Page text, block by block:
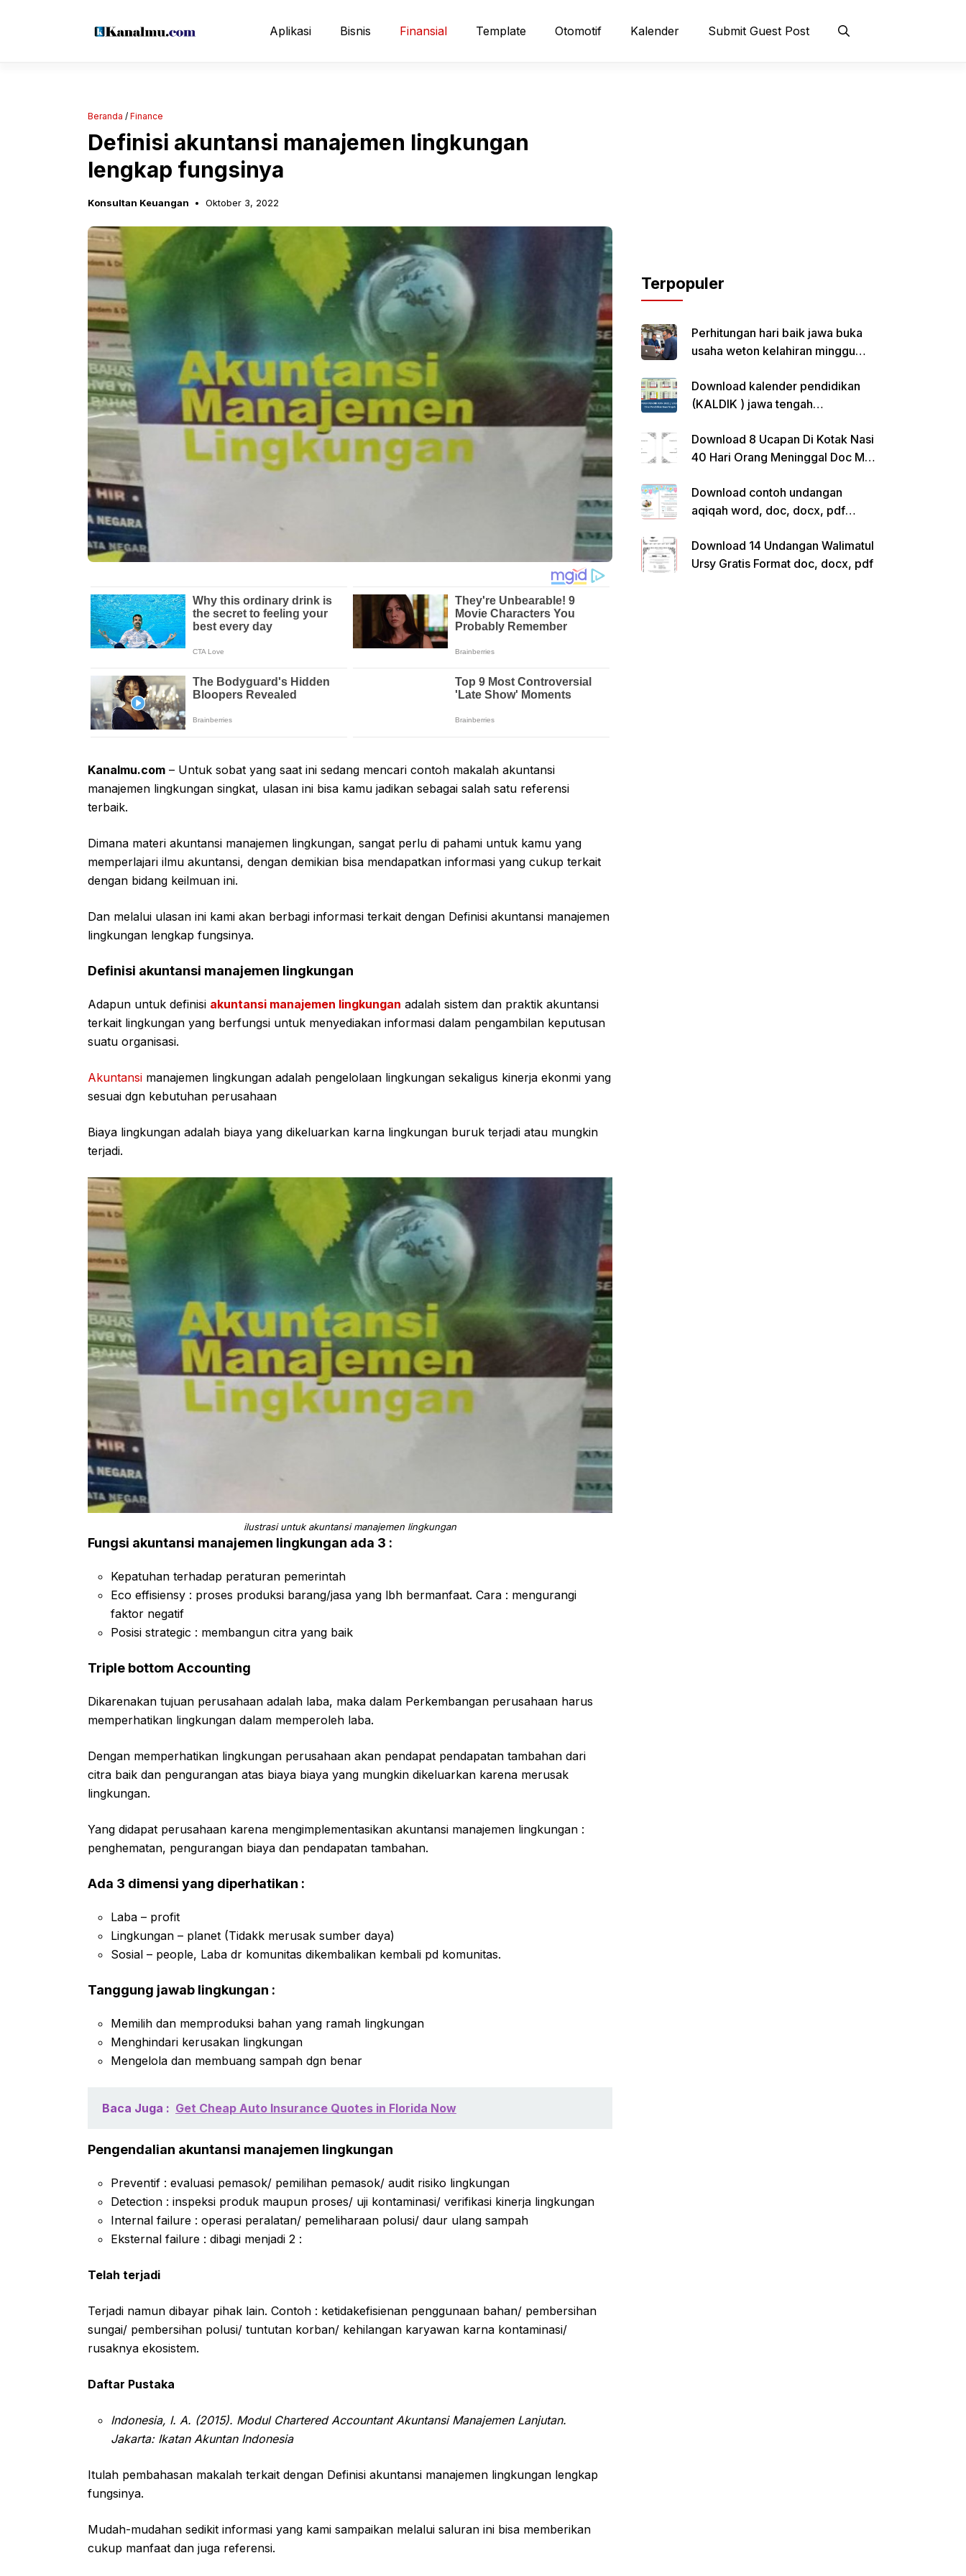
Aplikasi Bisnis Finansial Template Otomotif Kalender Submit Guest Post
Beranda / Finance
Definisi akuntansi manajemen lingkungan
lengkap fungsinya
Konsultan Keuangan Oktober 3, 2022
Kanalmu.com – Untuk sobat yang saat ini sedang mencari contoh makalah akuntansi
manajemen lingkungan singkat, ulasan ini bisa kamu jadikan sebagai salah satu referensi
terbaik.
Dimana materi akuntansi manajemen lingkungan, sangat perlu di pahami untuk kamu yang
memperlajari ilmu akuntansi, dengan demikian bisa mendapatkan informasi yang cukup terkait
dengan bidang keilmuan ini.
Dan melalui ulasan ini kami akan berbagi informasi terkait dengan Definisi akuntansi manajemen
lingkungan lengkap fungsinya.
Definisi akuntansi manajemen lingkungan
Adapun untuk definisi akuntansi manajemen lingkungan adalah sistem dan praktik akuntansi
terkait lingkungan yang berfungsi untuk menyediakan informasi dalam pengambilan keputusan
suatu organisasi.
Akuntansi manajemen lingkungan adalah pengelolaan lingkungan sekaligus kinerja ekonmi yang
sesuai dgn kebutuhan perusahaan
Biaya lingkungan adalah biaya yang dikeluarkan karna lingkungan buruk terjadi atau mungkin
terjadi.
ilustrasi untuk akuntansi manajemen lingkungan
Fungsi akuntansi manajemen lingkungan ada 3 :
Kepatuhan terhadap peraturan pemerintah
Eco effisiensy : proses produksi barang/jasa yang lbh bermanfaat. Cara : mengurangi
faktor negatif
Posisi strategic : membangun citra yang baik
Triple bottom Accounting
Dikarenakan tujuan perusahaan adalah laba, maka dalam Perkembangan perusahaan harus
memperhatikan lingkungan dalam memperoleh laba.
Dengan memperhatikan lingkungan perusahaan akan pendapat pendapatan tambahan dari
citra baik dan pengurangan atas biaya biaya yang mungkin dikeluarkan karena merusak
lingkungan.
Yang didapat perusahaan karena mengimplementasikan akuntansi manajemen lingkungan :
penghematan, pengurangan biaya dan pendapatan tambahan.
Ada 3 dimensi yang diperhatikan :
Laba – profit
Lingkungan – planet (Tidakk merusak sumber daya)
Sosial – people, Laba dr komunitas dikembalikan kembali pd komunitas.
Tanggung jawab lingkungan :
Memilih dan memproduksi bahan yang ramah lingkungan
Menghindari kerusakan lingkungan
Mengelola dan membuang sampah dgn benar
Baca Juga : Get Cheap Auto Insurance Quotes in Florida Now
Pengendalian akuntansi manajemen lingkungan
Preventif : evaluasi pemasok/ pemilihan pemasok/ audit risiko lingkungan
Detection : inspeksi produk maupun proses/ uji kontaminasi/ verifikasi kinerja lingkungan
Internal failure : operasi peralatan/ pemeliharaan polusi/ daur ulang sampah
Eksternal failure : dibagi menjadi 2 :
Telah terjadi
Terjadi namun dibayar pihak lain. Contoh : ketidakefisienan penggunaan bahan/ pembersihan
sungai/ pembersihan polusi/ tuntutan korban/ kehilangan karyawan karna kontaminasi/
rusaknya ekosistem.
Daftar Pustaka
Indonesia, I. A. (2015). Modul Chartered Accountant Akuntansi Manajemen Lanjutan.
Jakarta: Ikatan Akuntan Indonesia
Itulah pembahasan makalah terkait dengan Definisi akuntansi manajemen lingkungan lengkap
fungsinya.
Mudah-mudahan sedikit informasi yang kami sampaikan melalui saluran ini bisa memberikan
cukup manfaat dan juga referensi.
Terpopuler
Perhitungan hari baik jawa buka
usaha weton kelahiran minggu
Download kalender pendidikan
(KALDIK ) jawa tengah
Download 8 Ucapan Di Kotak Nasi
40 Hari Orang Meninggal Doc Ms.
Download contoh undangan
aqiqah word, doc, docx, pdf
Download 14 Undangan Walimatul
Ursy Gratis Format doc, docx, pdf